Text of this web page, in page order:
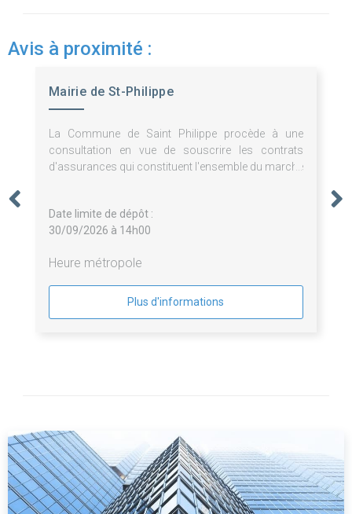
Avis à proximité :
Mairie de St-Philippe
La Commune de Saint Philippe procède à une
consultation en vue de souscrire les contrats
d'assurances qui constituent l'ensemble du marché
Date limite de dépôt :
30/09/2026 à 14h00
Heure métropole
Plus d'informations